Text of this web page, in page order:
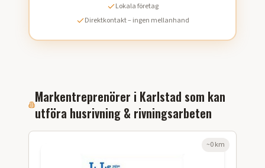
Lokala företag
Direktkontakt – ingen mellanhand
Markentreprenörer i Karlstad som kan
utföra husrivning & rivningsarbeten
~0km